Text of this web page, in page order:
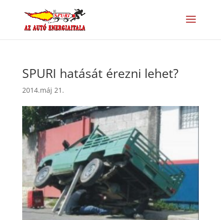
SPURI hatását érezni lehet?
2014.máj 21.